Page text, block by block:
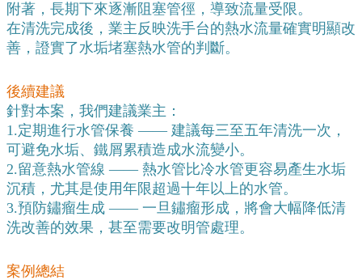
附著，長期下來逐漸阻塞管徑，導致流量受限。
在清洗完成後，業主反映洗手台的熱水流量確實明顯改
善，證實了水垢堵塞熱水管的判斷。
後續建議
針對本案，我們建議業主：
1.定期進行水管保養 —— 建議每三至五年清洗一次，
可避免水垢、鐵屑累積造成水流變小。
2.留意熱水管線 —— 熱水管比冷水管更容易產生水垢
沉積，尤其是使用年限超過十年以上的水管。
3.預防鏽瘤生成 —— 一旦鏽瘤形成，將會大幅降低清
洗改善的效果，甚至需要改明管處理。
案例總結